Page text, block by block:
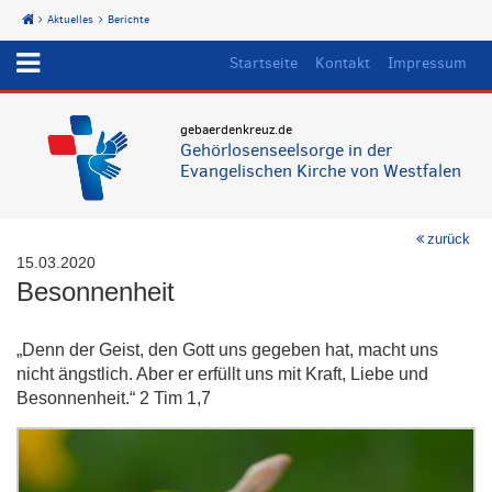
Start
Aktuelles Berichte
Startseite Kontakt Impressum
gebaerdenkreuz.de
Gehörlosenseelsorge in der
Evangelischen Kirche von Westfalen
zurück
15.03.2020
Besonnenheit
„Denn der Geist, den Gott uns gegeben hat, macht uns
nicht ängstlich. Aber er erfüllt uns mit Kraft, Liebe und
Besonnenheit.“ 2 Tim 1,7